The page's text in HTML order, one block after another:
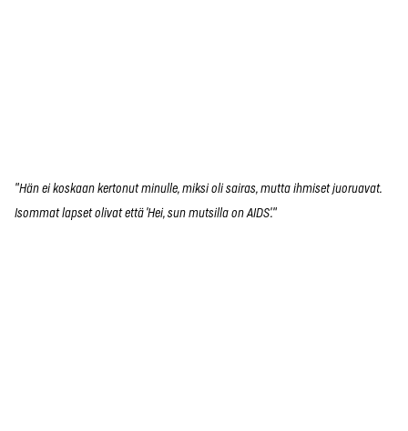
"Hän ei koskaan kertonut minulle, miksi oli sairas, mutta ihmiset juoruavat.
Isommat lapset olivat että 'Hei, sun mutsilla on AIDS'."